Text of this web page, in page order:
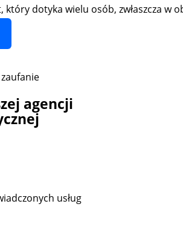
który dotyka wielu osób, zwłaszcza
agencji
usług